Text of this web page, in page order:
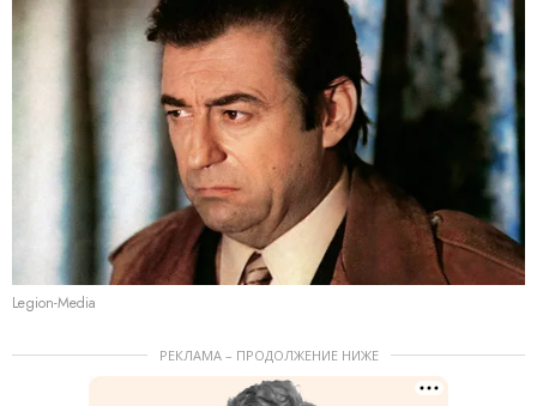
Legion-Media
РЕКЛАМА – ПРОДОЛЖЕНИЕ НИЖЕ